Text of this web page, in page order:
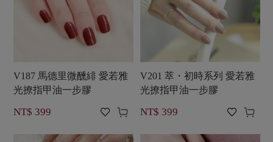
V187 馬德里微醺緋 愛若雅
光撩指甲油一步膠
NT$ 399  
V201 萃・初時系列 愛若雅
光撩指甲油一步膠
NT$ 399  